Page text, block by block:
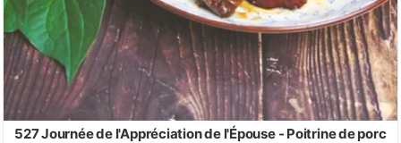
527 Journée de l'Appréciation de l'Épouse - Poitrine de porc